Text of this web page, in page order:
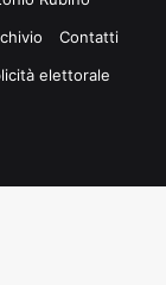
Contatti
elettorale